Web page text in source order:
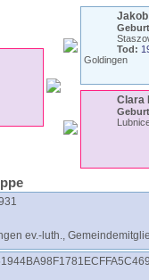
Tod:
Goldingen
Clara
ev.-luth.,